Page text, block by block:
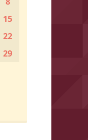
15
22
29